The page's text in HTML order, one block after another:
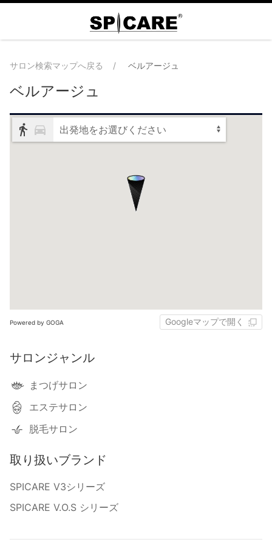
サロン検索マップへ戻る ベルアージュ
ベルアージュ
出発地をお選びください
Powered by GOGA Googleマップで開く
サロンジャンル
まつげサロン
エステサロン
脱毛サロン
取り扱いブランド
SPICARE V3シリーズ
SPICARE V.O.S シリーズ